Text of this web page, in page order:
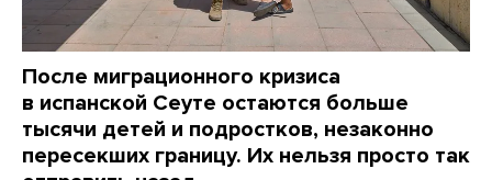
После миграционного кризиса
в испанской Сеуте остаются больше
тысячи детей и подростков, незаконно
пересекших границу. Их нельзя просто так